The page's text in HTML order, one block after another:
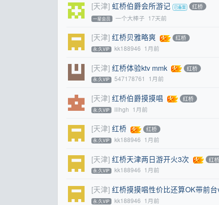
[天津] 虹桥伯爵会所游记 红桥
一星会员 一个大棒子 17天前
[天津] 红桥贝雅略爽 红桥
永.久VIP kk188946 1月前
[天津] 红桥体验ktv mmk 红桥
永.久VIP 547178761 1月前
[天津] 红桥伯爵摸摸唱 红桥
永.久VIP lllhgh 1月前
[天津] 红桥 红桥
永.久VIP kk188946 1月前
[天津] 红桥天津两日游开火3次 红
永.久VIP kk188946 1月前
[天津] 红桥摸摸唱性价比还算OK带前台
永.久VIP kk188946 1月前